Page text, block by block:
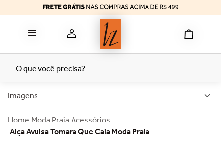
Imagens
Moda Praia Acessórios
Alça Avulsa Tomara Que Caia Moda Praia
reducer
8º
9º tomara caia
10º bermuda